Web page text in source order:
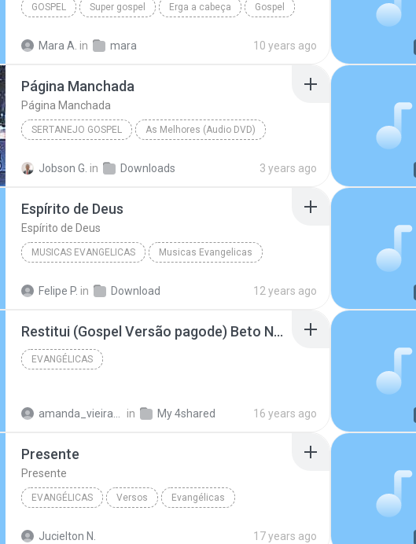
GOSPEL Super gospel Erga a cabeça Gospel
Mara A. in mara 10 years ago
Página Manchada
Página Manchada
SERTANEJO GOSPEL As Melhores (Audio DVD)
Jobson G. in Downloads 3 years ago
Espírito de Deus
Espírito de Deus
MUSICAS EVANGELICAS Musicas Evangelicas
Felipe P. in Download 12 years ago
Restitui (Gospel Versão pagode) Beto Nandes.mp3
EVANGÉLICAS
in My 4shared 16 years ago
Presente
Presente
EVANGÉLICAS Versos Evangélicas
Jucielton N. 17 years ago